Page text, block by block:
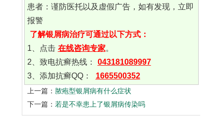
患者：谨防医托以及虚假广告，如有发现，立即
报警
了解银屑病治疗可通过以下方式：
1、点击 在线咨询专家。
2、致电抗癣热线：
043181089997
3、添加抗癣QQ：
1665500352
上一篇： 脓疱型银屑病有什么症状
下一篇： 若是不幸患上了银屑病传染吗